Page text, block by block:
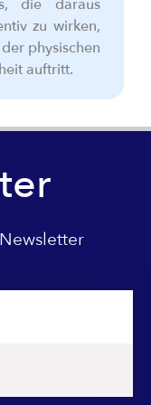
die daraus
zu wirken,
physischen
auftritt.